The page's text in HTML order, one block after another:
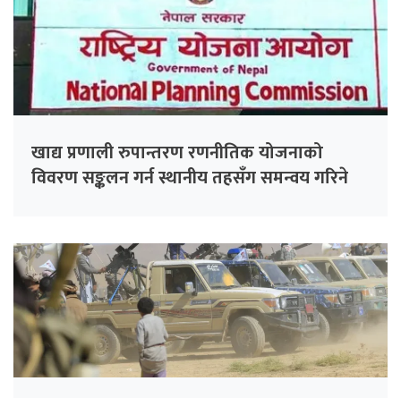
खाद्य प्रणाली रुपान्तरण रणनीतिक योजनाको
विवरण सङ्कलन गर्न स्थानीय तहसँग समन्वय गरिने